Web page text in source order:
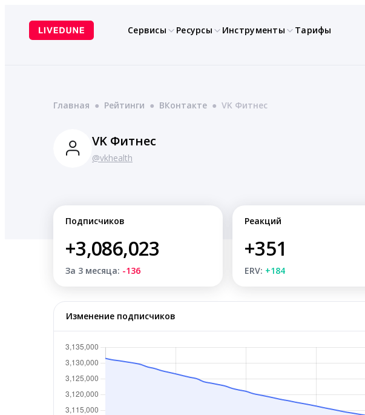
содержимому
Сервисы Ресурсы Инструменты Тарифы
Главная ● Рейтинги ● ВКонтакте ● VK Фитнес
VK Фитнес
@vkhealth
Подписчиков
+3,086,023
За 3 месяца: -136
Реакций
+351
ERV: +184
Изменение подписчиков